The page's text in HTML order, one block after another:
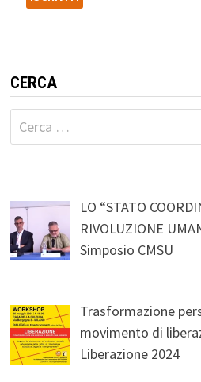
CERCA
Ricerca
per:
LO “STATO
RIVOLUZIONE
Simposio CMSU
Trasformazione
movimento di
Liberazione 2024